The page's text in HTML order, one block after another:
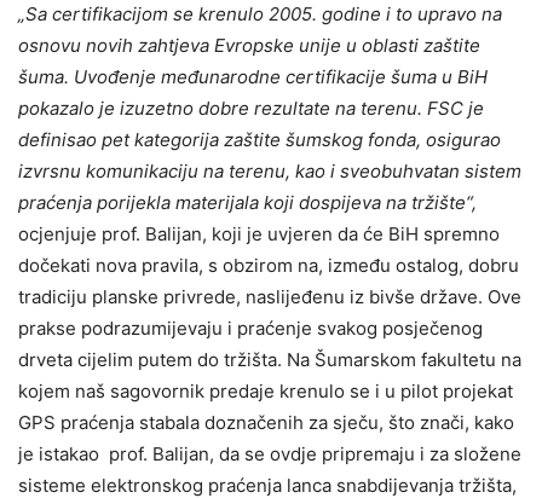
„Sa certifikacijom se krenulo 2005. godine i to upravo na
osnovu novih zahtjeva Evropske unije u oblasti zaštite
šuma. Uvođenje međunarodne certifikacije šuma u BiH
pokazalo je izuzetno dobre rezultate na terenu. FSC je
definisao pet kategorija zaštite šumskog fonda, osigurao
izvrsnu komunikaciju na terenu, kao i sveobuhvatan sistem
praćenja porijekla materijala koji dospijeva na tržište“,
ocjenjuje prof. Balijan, koji je uvjeren da će BiH spremno
dočekati nova pravila, s obzirom na, između ostalog, dobru
tradiciju planske privrede, naslijeđenu iz bivše države. Ove
prakse podrazumijevaju i praćenje svakog posječenog
drveta cijelim putem do tržišta. Na Šumarskom fakultetu na
kojem naš sagovornik predaje krenulo se i u pilot projekat
GPS praćenja stabala doznačenih za sječu, što znači, kako
je istakao prof. Balijan, da se ovdje pripremaju i za složene
sisteme elektronskog praćenja lanca snabdijevanja tržišta,